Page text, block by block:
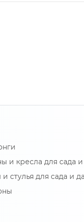
и кресла для сада и
и стулья для сада и